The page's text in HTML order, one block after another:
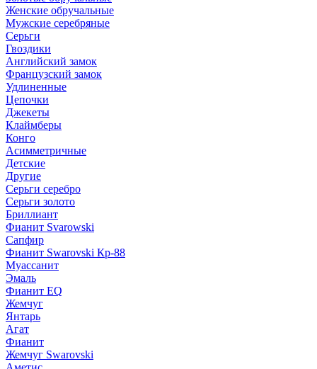
Женские обручальные
Мужские серебряные
Серьги
Гвоздики
Английский замок
Французский замок
Удлиненные
Цепочки
Джекеты
Клаймберы
Конго
Асимметричные
Детские
Другие
Серьги серебро
Серьги золото
Бриллиант
Фианит Svarowski
Сапфир
Фианит Swarovski Кр-88
Муассанит
Эмаль
Фианит EQ
Жемчуг
Янтарь
Агат
Фианит
Жемчуг Swarovski